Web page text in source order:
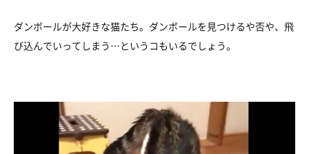
ダンボールが大好きな猫たち。ダンボールを見つけるや否や、飛
び込んでいってしまう…というコもいるでしょう。